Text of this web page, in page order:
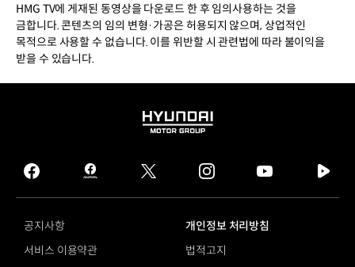
HMG TV에 게재된 동영상을 다운로드 한 후 임의사용하는 것을
금합니다. 콘텐츠의 임의 변형·가공은 허용되지 않으며, 상업적인
목적으로 사용할 수 없습니다. 이를 위반할 시 관련법에 따라 불이익을
받을 수 있습니다.
HYUNDAI
GROUP
facebook
hmg
journal
twitter instagram
tv
공지사항
개인정보 처리방침
서비스 이용약관
법적고지